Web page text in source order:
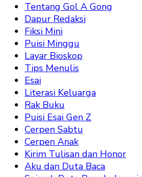
Tentang Gol A Gong
Dapur Redaksi
Fiksi Mini
Puisi Minggu
Layar Bioskop
Tips Menulis
Esai
Literasi Keluarga
Rak Buku
Puisi Esai Gen Z
Cerpen Sabtu
Cerpen Anak
Kirim Tulisan dan Honor
Aku dan Duta Baca